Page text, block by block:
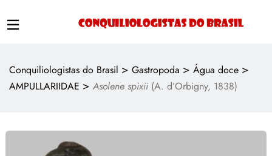
Conquiliologistas do Brasil > Gastropoda > Água doce >
AMPULLARIIDAE > Asolene spixii (A. d’Orbigny, 1838)